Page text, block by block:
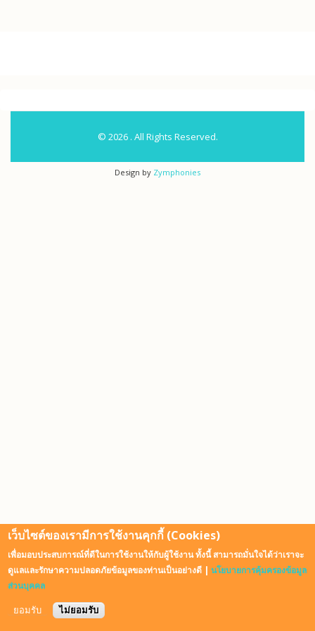
© 2026 . All Rights Reserved.
Design by Zymphonies
เว็บไซต์ของเรามีการใช้งานคุกกี้ (Cookies)
เพื่อมอบประสบการณ์ที่ดีในการใช้งานให้กับผู้ใช้งาน ทั้งนี้ สามารถมั่นใจได้ว่าเราจะ
ดูแลและรักษาความปลอดภัยข้อมูลของท่านเป็นอย่างดี |นโยบายการคุ้มครองข้อมูล
ส่วนบุคคล
ยอมรับ ไม่ยอมรับ